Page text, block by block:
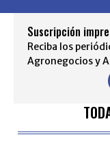
Suscripción
Reciba los
Agronegocios y